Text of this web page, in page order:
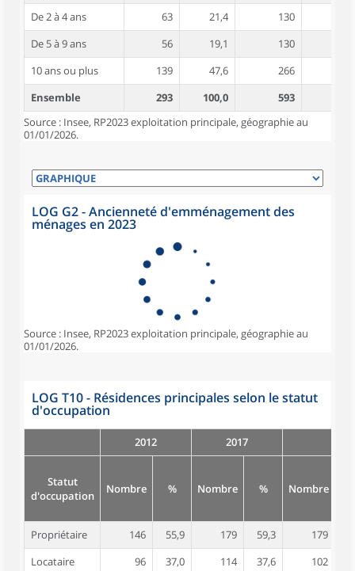
De 2 à 4 ans 63 21,4 130
De 5 à 9 ans
56 19,1 130
10 ans ou plus
139 47,6 266
Ensemble
293 100,0 593
Source : Insee, RP2023 exploitation principale, géographie au
01/01/2026.
LOG G2 - Ancienneté d'emménagement des
ménages en 2023
Source : Insee, RP2023 exploitation principale, géographie au
01/01/2026.
LOG T10 - Résidences principales selon le statut
d'occupation
2012 2017
Statut
d'occupation
Nombre % Nombre % Nombre
Propriétaire 146 55,9 179 59,3 179
Locataire
96 37,0 114 37,6 102